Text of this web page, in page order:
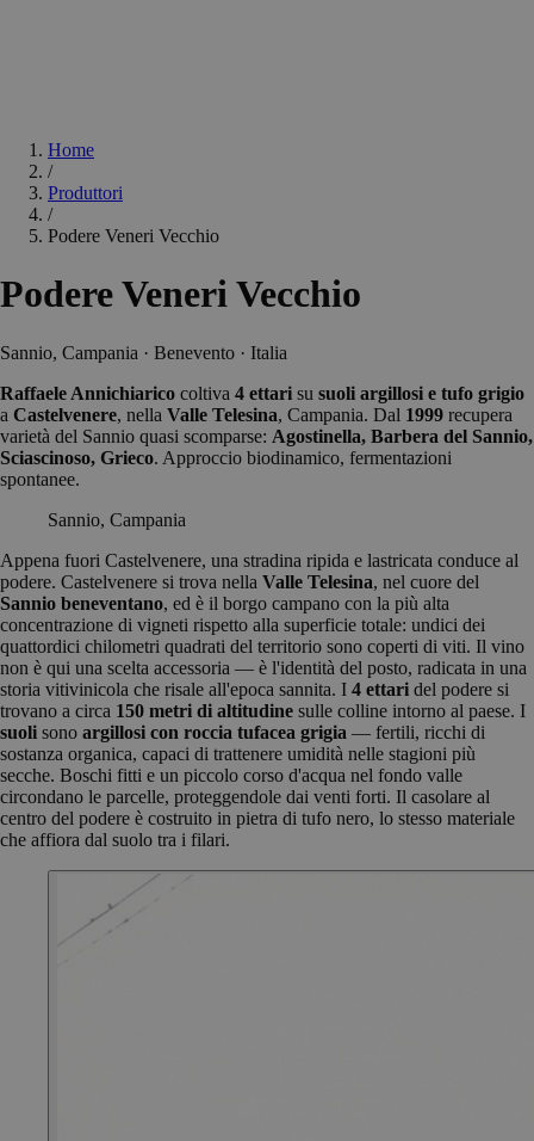
Home
/
Produttori
/
Podere Veneri Vecchio
Podere Veneri Vecchio
Sannio, Campania · Benevento · Italia
Raffaele Annichiarico coltiva 4 ettari su suoli argillosi e tufo grigio
a Castelvenere, nella Valle Telesina, Campania. Dal 1999 recupera
varietà del Sannio quasi scomparse: Agostinella, Barbera del Sannio,
Sciascinoso, Grieco. Approccio biodinamico, fermentazioni
spontanee.
Sannio, Campania
Appena fuori Castelvenere, una stradina ripida e lastricata conduce al
podere. Castelvenere si trova nella Valle Telesina, nel cuore del
Sannio beneventano, ed è il borgo campano con la più alta
concentrazione di vigneti rispetto alla superficie totale: undici dei
quattordici chilometri quadrati del territorio sono coperti di viti. Il vino
non è qui una scelta accessoria — è l'identità del posto, radicata in una
storia vitivinicola che risale all'epoca sannita. I 4 ettari del podere si
trovano a circa 150 metri di altitudine sulle colline intorno al paese. I
suoli sono argillosi con roccia tufacea grigia — fertili, ricchi di
sostanza organica, capaci di trattenere umidità nelle stagioni più
secche. Boschi fitti e un piccolo corso d'acqua nel fondo valle
circondano le parcelle, proteggendole dai venti forti. Il casolare al
centro del podere è costruito in pietra di tufo nero, lo stesso materiale
che affiora dal suolo tra i filari.